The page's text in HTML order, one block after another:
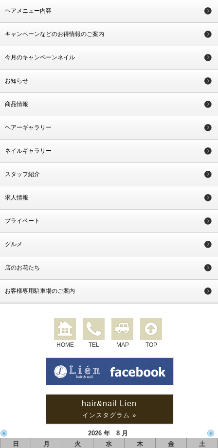
ヘアメニュー内容
キャンペーンなどのお得情報のご案内
今月のキャンペーンネイル
お知らせ
商品情報
ヘアーギャラリー
ネイルギャラリー
スタッフ紹介
求人情報
プライベート
グルメ
店のお花たち
お客様専用駐車場のご案内
HOME TEL MAP TOP
hair&nail Lien
インスタグラム »
2026 年 8 月
日
月 火 水 木 金 土